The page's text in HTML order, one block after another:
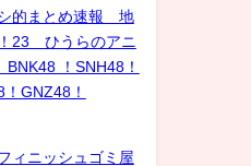
的まとめ速報 地
23 ひうらのアニ
！SNH48！
GNZ48！
ィニッシュゴミ屋